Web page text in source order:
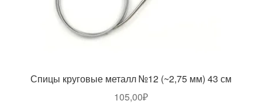
Спицы круговые металл №12 (~2,75 мм) 43 см
105,00₽